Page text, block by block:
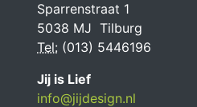
Sparrenstraat 1
5038 MJ Tilburg
Tel: (013) 5446196
Jij is Lief
info@jijdesign.nl